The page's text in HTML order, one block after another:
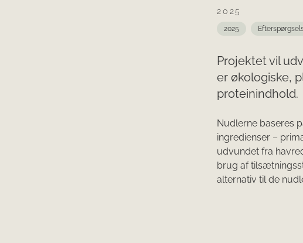
2025
2025
Projektet vil
er økologiske,
proteinindhold.
Nudlerne baseres
ingredienser –
udvundet fra
brug af
alternativ til de